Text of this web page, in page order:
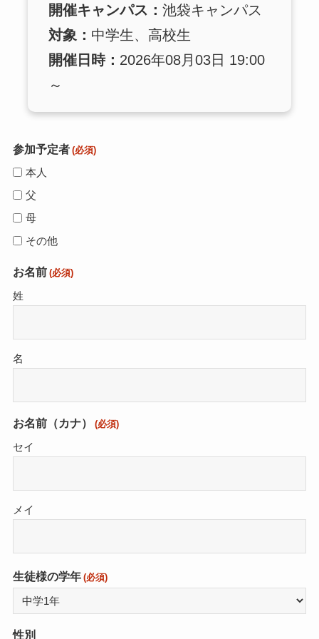
開催キャンパス：池袋キャンパス
対象： 中学生、高校生
開催日時： 2026年08月03日 19:00
～
参加予定者 (必須)
本人
父
母
その他
お名前 (必須)
姓
名
お名前（カナ） (必須)
セイ
メイ
生徒様の学年 (必須)
性別